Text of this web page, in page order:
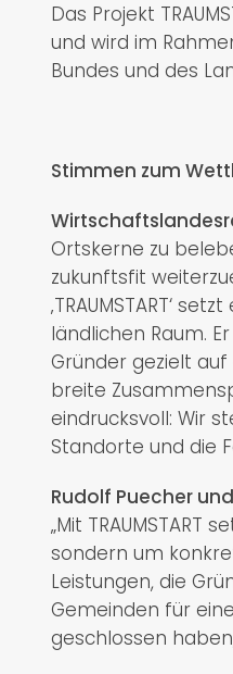
Das Projekt
und wird im
Bundes und des
Stimmen zum
Ortskerne zu
zukunftsfit
‚TRAUMSTART‘
ländlichen Raum.
Gründer gezielt
breite
eindrucksvoll: Wir
Standorte und die
Rudolf Puecher
„Mit
sondern um
Leistungen, die
Gemeinden für
geschlossen